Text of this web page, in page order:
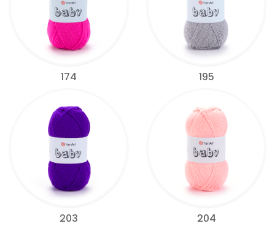
174 195
203 204